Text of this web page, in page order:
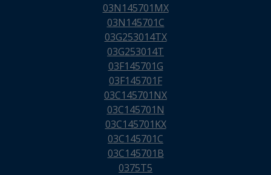
03N145701MX
03N145701C
03G253014TX
03G253014T
03F145701G
03F145701F
03C145701NX
03C145701N
03C145701KX
03C145701C
03C145701B
0375T5